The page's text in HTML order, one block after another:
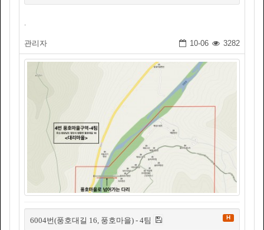
.
관리자 10-06 3282
6004번(풍호대길 16, 풍호마을) - 4팀 H